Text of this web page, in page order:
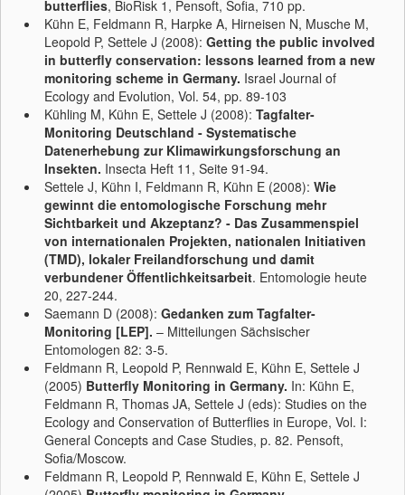
butterflies, BioRisk 1, Pensoft, Sofia, 710 pp.
Kühn E, Feldmann R, Harpke A, Hirneisen N, Musche M,
Leopold P, Settele J (2008): Getting the public involved
in butterfly conservation: lessons learned from a new
monitoring scheme in Germany. Israel Journal of
Ecology and Evolution, Vol. 54, pp. 89-103
Kühling M, Kühn E, Settele J (2008): Tagfalter-
Monitoring Deutschland - Systematische
Datenerhebung zur Klimawirkungsforschung an
Insekten. Insecta Heft 11, Seite 91-94.
Settele J, Kühn I, Feldmann R, Kühn E (2008): Wie
gewinnt die entomologische Forschung mehr
Sichtbarkeit und Akzeptanz? - Das Zusammenspiel
von internationalen Projekten, nationalen Initiativen
(TMD), lokaler Freilandforschung und damit
verbundener Öffentlichkeitsarbeit. Entomologie heute
20, 227-244.
Saemann D (2008): Gedanken zum Tagfalter-
Monitoring [LEP]. – Mitteilungen Sächsischer
Entomologen 82: 3-5.
Feldmann R, Leopold P, Rennwald E, Kühn E, Settele J
(2005) Butterfly Monitoring in Germany. In: Kühn E,
Feldmann R, Thomas JA, Settele J (eds): Studies on the
Ecology and Conservation of Butterflies in Europe, Vol. I:
General Concepts and Case Studies, p. 82. Pensoft,
Sofia/Moscow.
Feldmann R, Leopold P, Rennwald E, Kühn E, Settele J